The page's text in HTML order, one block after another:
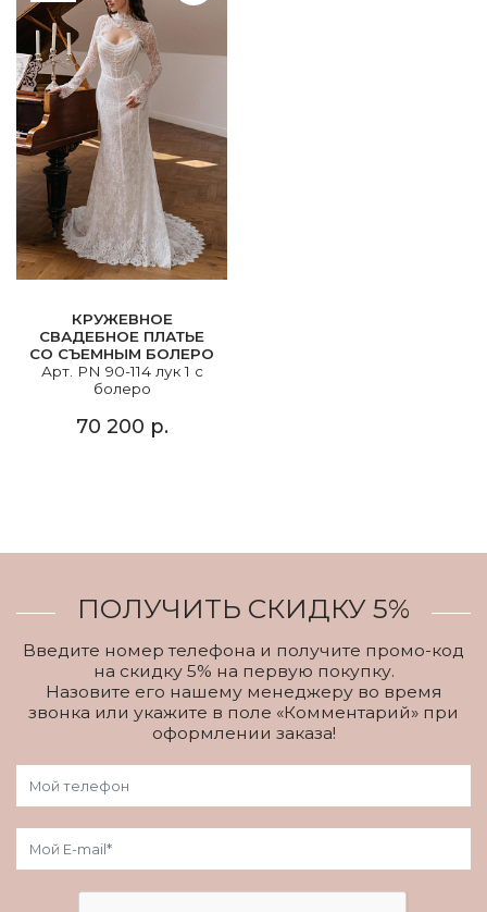
КРУЖЕВНОЕ
СВАДЕБНОЕ ПЛАТЬЕ
СО СЪЕМНЫМ БОЛЕРО
Арт. PN 90-114 лук 1 с
болеро
70 200 р.
ПОЛУЧИТЬ СКИДКУ 5%
Введите номер телефона и получите промо-код
на скидку 5% на первую покупку.
Назовите его нашему менеджеру во время
звонка или укажите в поле «Комментарий» при
оформлении заказа!